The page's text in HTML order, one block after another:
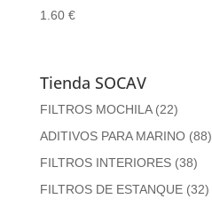
1.60 €
Tienda SOCAV
FILTROS MOCHILA (22)
ADITIVOS PARA MARINO (88)
FILTROS INTERIORES (38)
FILTROS DE ESTANQUE (32)